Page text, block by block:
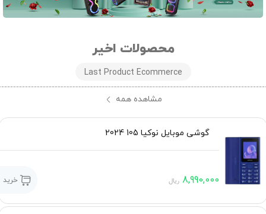
محصولات اخیر
Last Product Ecommerce
مشاهده همه
گوشی موبایل نوکیا 105 2024
8,990,000 ریال خرید